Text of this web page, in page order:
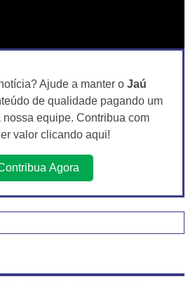
Ajude a manter o Jaú
de qualidade pagando um
equipe. Contribua com
valor clicando aqui!
Agora